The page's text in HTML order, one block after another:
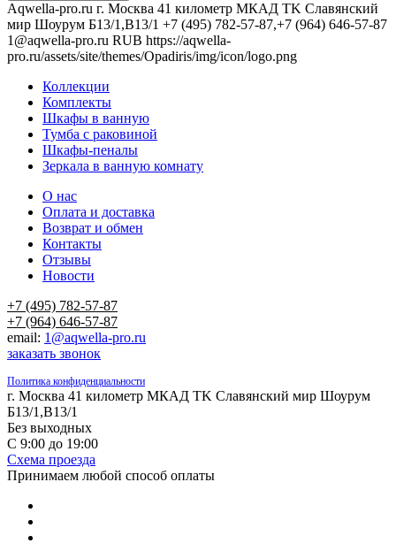
Aqwella-pro.ru г. Москва 41 километр МКАД TK Славянский
мир Шоурум Б13/1,В13/1 +7 (495) 782-57-87,+7 (964) 646-57-87
1@aqwella-pro.ru RUB https://aqwella-
pro.ru/assets/site/themes/Opadiris/img/icon/logo.png
Коллекции
Комплекты
Шкафы в ванную
Тумба с раковиной
Шкафы-пеналы
Зеркала в ванную комнату
О нас
Оплата и доставка
Возврат и обмен
Контакты
Отзывы
Новости
+7 (495) 782-57-87
+7 (964) 646-57-87
email: 1@aqwella-pro.ru
заказать звонок
Политика конфиденциальности
г. Москва 41 километр МКАД TK Славянский мир Шоурум
Б13/1,В13/1
Без выходных
С 9:00 до 19:00
Схема проезда
Принимаем любой способ оплаты